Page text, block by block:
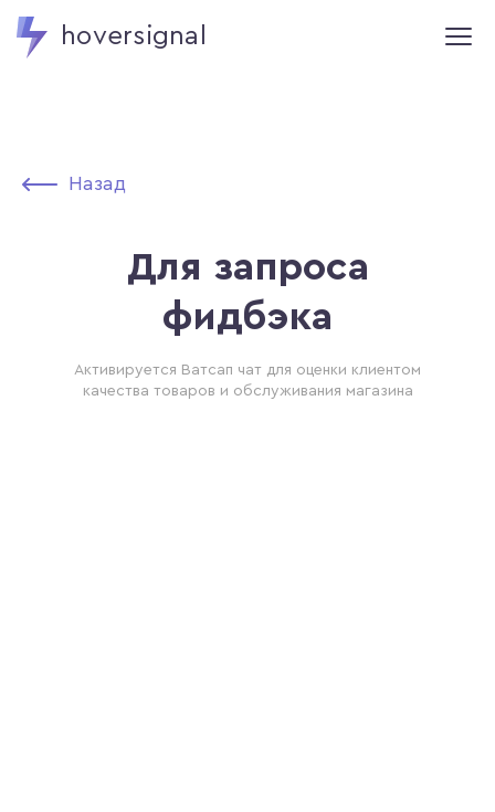
hoversignal
Назад
Для запроса
фидбэка
Активируется Ватсап чат для оценки клиентом
качества товаров и обслуживания магазина